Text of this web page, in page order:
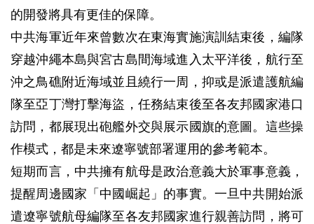
的開發將具有更佳的保障。
中共海軍近年來曾數次在東海實施演訓結束後，編隊
穿越沖繩本島與宮古島間海域進入太平洋後，航行至
沖之鳥礁附近海域並且繞行一周，抑或是派遣護航編
隊至亞丁灣打擊海盜，任務結束後至各友邦國家港口
訪問，都展現出砲艦外交與展示國旗的意圖。這些操
作模式，都是未來遼寧號部署運用的參考範本。
短期而言，中共擁有航母是政治意義大於軍事意義，
提醒周邊國家「中國崛起」的事實。一旦中共開始派
遣遼寧號航母編隊至各友邦國家進行親善訪問，將可